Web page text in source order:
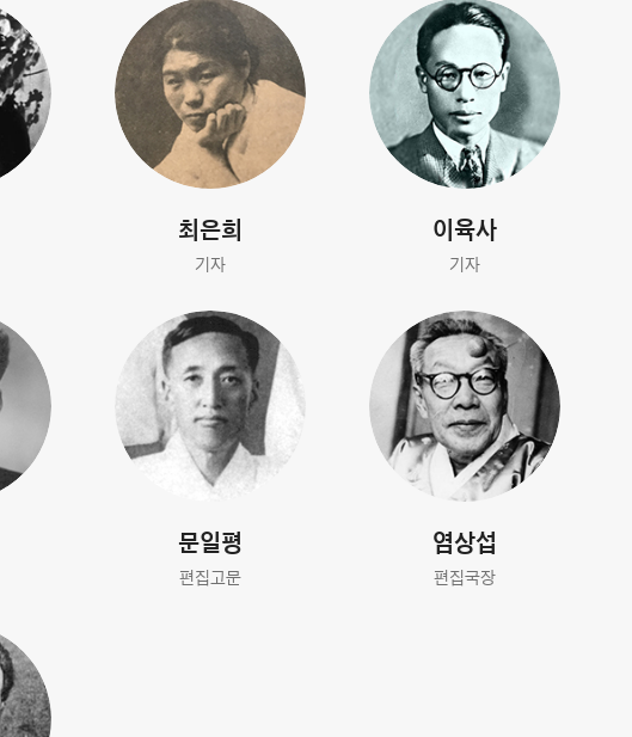
최은희
기자
이육사
기자
문일평
편집고문
염상섭
편집국장